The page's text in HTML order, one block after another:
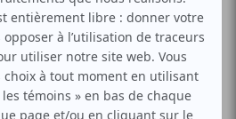
aux Foo Fighters;
classiques aux morceaux